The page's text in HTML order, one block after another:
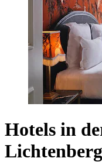
Hotels in